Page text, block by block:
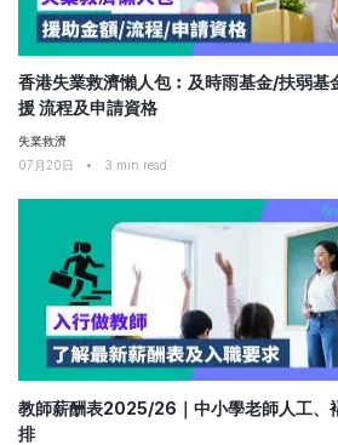
香港失業救濟懶人包︰及時雨基金/扶弱
援 流程及申請資格
失業救濟
07月20日
• 3 min read
教師薪酬表2025/26｜中小學老師人工、
排